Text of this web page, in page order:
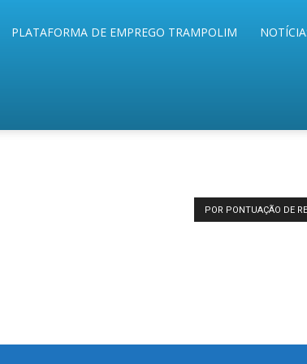
PLATAFORMA DE EMPREGO TRAMPOLIM
POR PONTUAÇÃO DE